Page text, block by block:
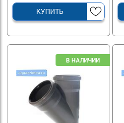
КУПИТЬ